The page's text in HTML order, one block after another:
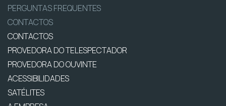
PERGUNTAS FREQUENTES
CONTACTOS
CONTACTOS
PROVEDORA DO TELESPECTADOR
PROVEDORA DO OUVINTE
ACESSIBILIDADES
SATÉLITES